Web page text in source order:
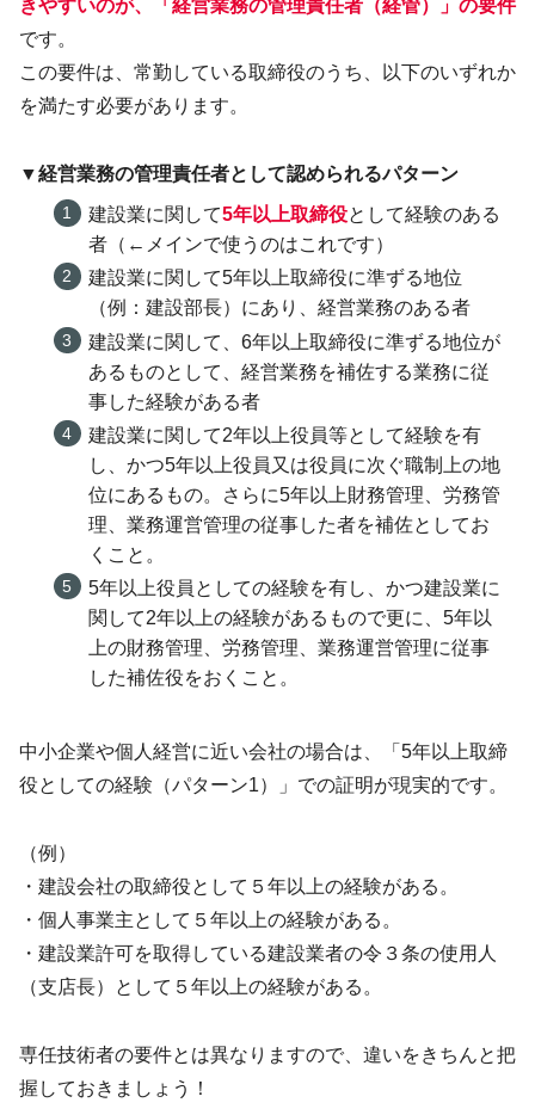
きやすいのが、「経営業務の管理責任者（経管）」の要件
です。
この要件は、常勤している取締役のうち、以下のいずれか
を満たす必要があります。
▼経営業務の管理責任者として認められるパターン
建設業に関して5年以上取締役として経験のある
者（←メインで使うのはこれです）
建設業に関して5年以上取締役に準ずる地位
（例：建設部長）にあり、経営業務のある者
建設業に関して、6年以上取締役に準ずる地位が
あるものとして、経営業務を補佐する業務に従
事した経験がある者
建設業に関して2年以上役員等として経験を有
し、かつ5年以上役員又は役員に次ぐ職制上の地
位にあるもの。さらに5年以上財務管理、労務管
理、業務運営管理の従事した者を補佐としてお
くこと。
5年以上役員としての経験を有し、かつ建設業に
関して2年以上の経験があるもので更に、5年以
上の財務管理、労務管理、業務運営管理に従事
した補佐役をおくこと。
中小企業や個人経営に近い会社の場合は、「5年以上取締
役としての経験（パターン1）」での証明が現実的です。
（例）
・建設会社の取締役として５年以上の経験がある。
・個人事業主として５年以上の経験がある。
・建設業許可を取得している建設業者の令３条の使用人
（支店長）として５年以上の経験がある。
専任技術者の要件とは異なりますので、違いをきちんと把
握しておきましょう！